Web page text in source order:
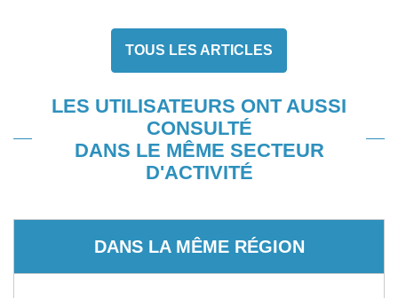
TOUS LES ARTICLES
LES UTILISATEURS ONT AUSSI
CONSULTÉ
DANS LE MÊME SECTEUR
D'ACTIVITÉ
DANS LA MÊME RÉGION